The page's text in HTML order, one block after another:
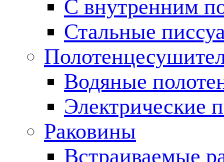
С внутренним
Стальные
Водяные
Электрические
Раковины
Встраиваемые